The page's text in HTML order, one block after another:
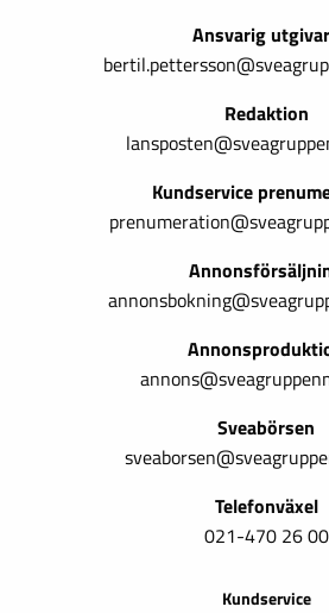
Ansvarig
Redaktion
Kundservice
Sveabörsen
Telefonväxel
021-470 26 00
Kundservice